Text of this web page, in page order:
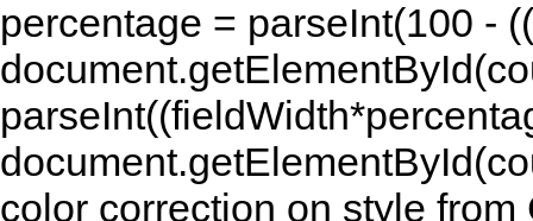
percentage = parseInt(100 -
color correction on style